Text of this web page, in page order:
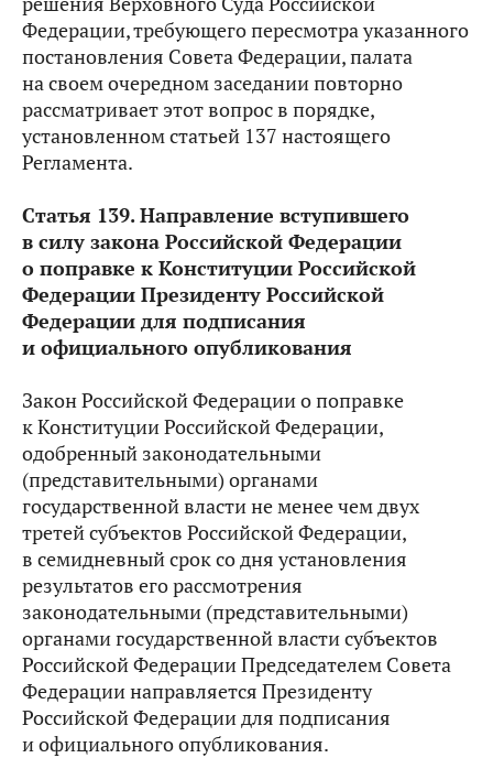
Федерации, требующего пересмотра указанного
постановления Совета Федерации, палата
на своем очередном заседании повторно
рассматривает этот вопрос в порядке,
установленном статьей 137 настоящего
Регламента.
Статья 139. Направление вступившего
в силу закона Российской Федерации
о поправке к Конституции Российской
Федерации Президенту Российской
Федерации для подписания
и официального опубликования
Закон Российской Федерации о поправке
к Конституции Российской Федерации,
одобренный законодательными
(представительными) органами
государственной власти не менее чем двух
третей субъектов Российской Федерации,
в семидневный срок со дня установления
результатов его рассмотрения
законодательными (представительными)
органами государственной власти субъектов
Российской Федерации Председателем Совета
Федерации направляется Президенту
Российской Федерации для подписания
и официального опубликования.